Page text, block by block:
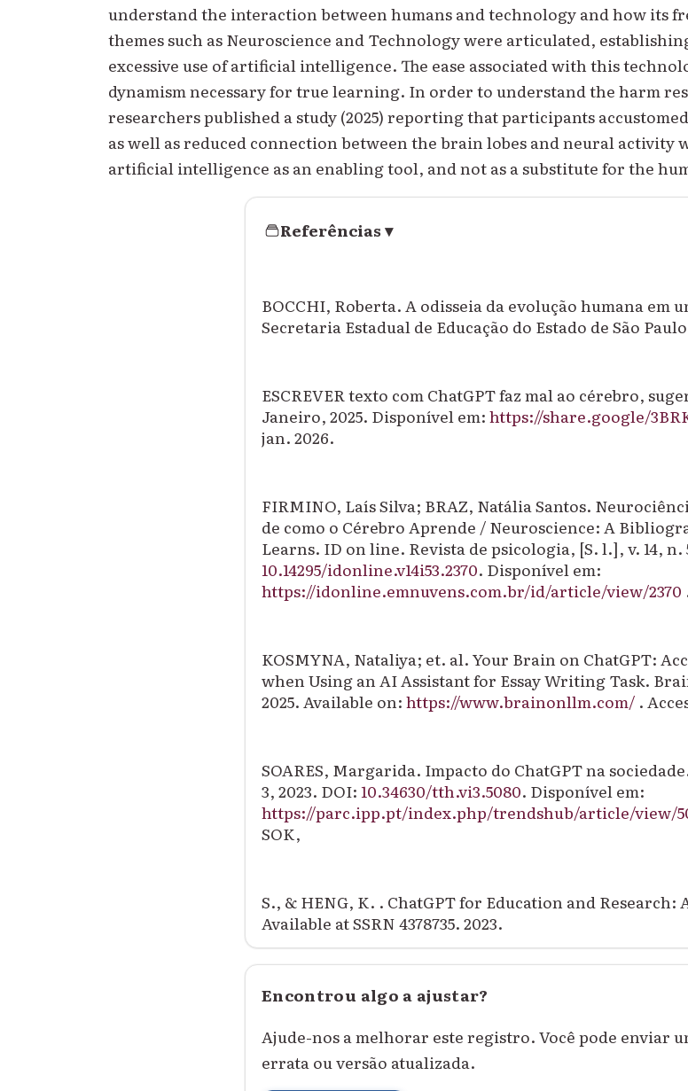
understand the interaction between humans and technology and how its
themes such as Neuroscience and Technology were articulated,
excessive use of artificial intelligence. The ease associated with this
dynamism necessary for true learning. In order to understand the harm
researchers published a study (2025) reporting that participants
as well as reduced connection between the brain lobes and neural activity
artificial intelligence as an enabling tool, and not as a substitute for the
Referências▾
BOCCHI, Roberta. A odisseia da evolução humana em
Secretaria Estadual de Educação do Estado de São
ESCREVER texto com ChatGPT faz mal ao cérebro,
Janeiro, 2025. Disponível em:https://share.google/
jan. 2026.
FIRMINO, Laís Silva; BRAZ, Natália Santos.
de como o Cérebro Aprende / Neuroscience: A
Learns. ID on line. Revista de psicologia, [S. l.], v. 14, n.
10.14295/idonline.v14i53.2370. Disponível em:
https://idonline.emnuvens.com.br/id/article/view/2370
KOSMYNA, Nataliya; et. al. Your Brain on ChatGPT:
when Using an AI Assistant for Essay Writing Task.
2025. Available on:https://www.brainonllm.com/ .
SOARES, Margarida. Impacto do ChatGPT na sociedade
3, 2023. DOI:10.34630/tth.vi3.5080. Disponível em:
https://parc.ipp.pt/index.php/trendshub/article/view/
SOK,
S., & HENG, K. . ChatGPT for Education and Research:
Available at SSRN 4378735. 2023.
Encontrou algo a ajustar?
Ajude-nos a melhorar este registro. Você pode enviar
errata ou versão atualizada.